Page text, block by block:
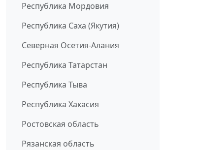
Республика Мордовия
Республика Саха (Якутия)
Северная Осетия-Алания
Республика Татарстан
Республика Тыва
Республика Хакасия
Ростовская область
Рязанская область